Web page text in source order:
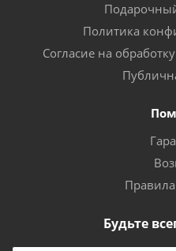
Политика
Согласие на
Будьте